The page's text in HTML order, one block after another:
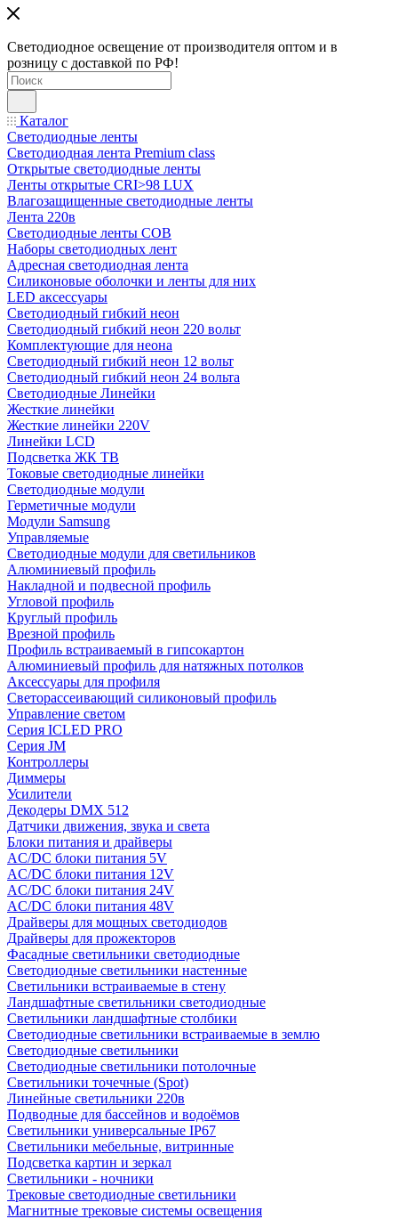
Светодиодное освещение от производителя оптом и в
розницу с доставкой по РФ!
Каталог
Светодиодные ленты
Светодиодная лента Premium class
Открытые светодиодные ленты
Ленты открытые CRI>98 LUX
Влагозащищенные светодиодные ленты
Лента 220в
Светодиодные ленты COB
Наборы светодиодных лент
Адресная светодиодная лента
Силиконовые оболочки и ленты для них
LED аксессуары
Светодиодный гибкий неон
Светодиодный гибкий неон 220 вольт
Комплектующие для неона
Светодиодный гибкий неон 12 вольт
Светодиодный гибкий неон 24 вольта
Светодиодные Линейки
Жесткие линейки
Жесткие линейки 220V
Линейки LCD
Подсветка ЖК ТВ
Токовые светодиодные линейки
Светодиодные модули
Герметичные модули
Модули Samsung
Управляемые
Светодиодные модули для светильников
Алюминиевый профиль
Накладной и подвесной профиль
Угловой профиль
Круглый профиль
Врезной профиль
Профиль встраиваемый в гипсокартон
Алюминиевый профиль для натяжных потолков
Аксессуары для профиля
Светорассеивающий силиконовый профиль
Управление светом
Серия ICLED PRO
Серия JM
Контроллеры
Диммеры
Усилители
Декодеры DMX 512
Датчики движения, звука и света
Блоки питания и драйверы
AC/DC блоки питания 5V
AC/DC блоки питания 12V
AC/DC блоки питания 24V
AC/DC блоки питания 48V
Драйверы для мощных светодиодов
Драйверы для прожекторов
Фасадные светильники светодиодные
Светодиодные светильники настенные
Светильники встраиваемые в стену
Ландшафтные светильники светодиодные
Светильники ландшафтные столбики
Светодиодные светильники встраиваемые в землю
Светодиодные светильники
Светодиодные светильники потолочные
Светильники точечные (Spot)
Линейные светильники 220в
Подводные для бассейнов и водоёмов
Светильники универсальные IP67
Светильники мебельные, витринные
Подсветка картин и зеркал
Светильники - ночники
Трековые светодиодные светильники
Магнитные трековые системы освещения